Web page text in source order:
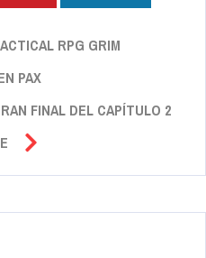
RPG GRIM
PAX
FINAL DEL CAPÍTULO 2